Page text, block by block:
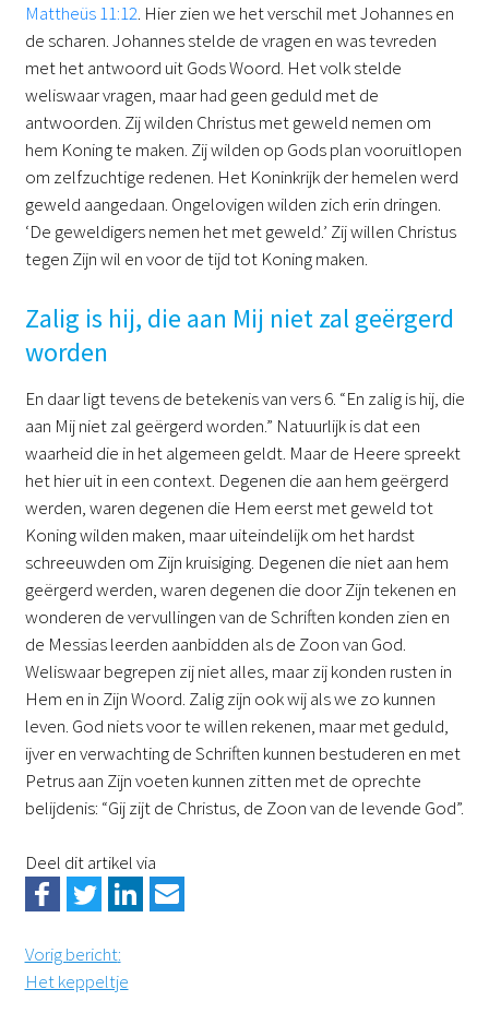
Mattheüs 11:12. Hier zien we het verschil met Johannes en
de scharen. Johannes stelde de vragen en was tevreden
met het antwoord uit Gods Woord. Het volk stelde
weliswaar vragen, maar had geen geduld met de
antwoorden. Zij wilden Christus met geweld nemen om
hem Koning te maken. Zij wilden op Gods plan vooruitlopen
om zelfzuchtige redenen. Het Koninkrijk der hemelen werd
geweld aangedaan. Ongelovigen wilden zich erin dringen.
‘De geweldigers nemen het met geweld.’ Zij willen Christus
tegen Zijn wil en voor de tijd tot Koning maken.
Zalig is hij, die aan Mij niet zal geërgerd
worden
En daar ligt tevens de betekenis van vers 6. “En zalig is hij, die
aan Mij niet zal geërgerd worden.” Natuurlijk is dat een
waarheid die in het algemeen geldt. Maar de Heere spreekt
het hier uit in een context. Degenen die aan hem geërgerd
werden, waren degenen die Hem eerst met geweld tot
Koning wilden maken, maar uiteindelijk om het hardst
schreeuwden om Zijn kruisiging. Degenen die niet aan hem
geërgerd werden, waren degenen die door Zijn tekenen en
wonderen de vervullingen van de Schriften konden zien en
de Messias leerden aanbidden als de Zoon van God.
Weliswaar begrepen zij niet alles, maar zij konden rusten in
Hem en in Zijn Woord. Zalig zijn ook wij als we zo kunnen
leven. God niets voor te willen rekenen, maar met geduld,
ijver en verwachting de Schriften kunnen bestuderen en met
Petrus aan Zijn voeten kunnen zitten met de oprechte
belijdenis: “Gij zijt de Christus, de Zoon van de levende God”.
Deel dit artikel via
Vorig bericht:
Het keppeltje